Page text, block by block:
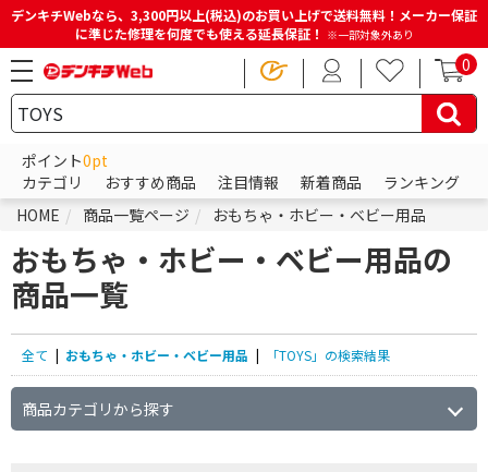
デンキチWebなら、3,300円以上(税込)のお買い上げで送料無料！メーカー保証
に準じた修理を何度でも使える延長保証！ ※一部対象外あり
0
ポイント0pt
カテゴリ
おすすめ商品 注目情報 新着商品
ランキング
HOME
商品一覧ページ おもちゃ・ホビー・ベビー用品
おもちゃ・ホビー・ベビー用品の
商品一覧
全て | おもちゃ・ホビー・ベビー用品 | 「TOYS」の検索結果
商品カテゴリから探す